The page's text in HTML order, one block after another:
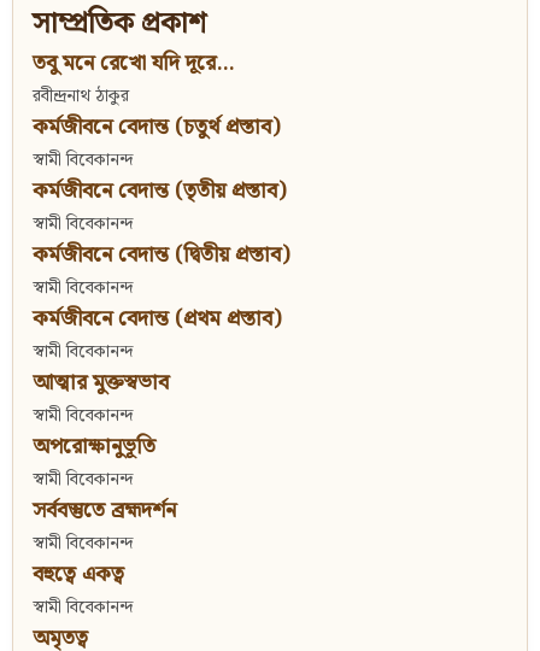
সাম্প্রতিক প্রকাশ
তবু মনে রেখো যদি দূরে...
রবীন্দ্রনাথ ঠাকুর
কর্মজীবনে বেদান্ত (চতুর্থ প্রস্তাব)
স্বামী বিবেকানন্দ
কর্মজীবনে বেদান্ত (তৃতীয় প্রস্তাব)
স্বামী বিবেকানন্দ
কর্মজীবনে বেদান্ত (দ্বিতীয় প্রস্তাব)
স্বামী বিবেকানন্দ
কর্মজীবনে বেদান্ত (প্রথম প্রস্তাব)
স্বামী বিবেকানন্দ
আত্মার মুক্তস্বভাব
স্বামী বিবেকানন্দ
অপরোক্ষানুভূতি
স্বামী বিবেকানন্দ
সর্ববস্তুতে ব্রহ্মদর্শন
স্বামী বিবেকানন্দ
বহুত্বে একত্ব
স্বামী বিবেকানন্দ
অমৃতত্ব